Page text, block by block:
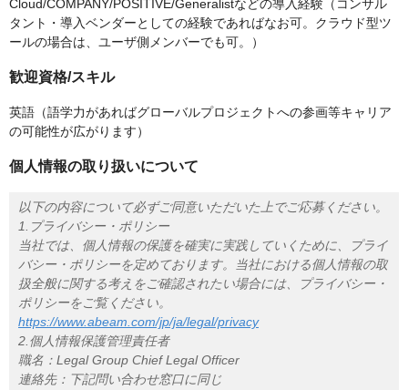
Cloud/COMPANY/POSITIVE/Generalistなどの導入経験（コンサル
タント・導入ベンダーとしての経験であればなお可。クラウド型ツ
ールの場合は、ユーザ側メンバーでも可。）
歓迎資格/スキル
英語（語学力があればグローバルプロジェクトへの参画等キャリア
の可能性が広がります）
個人情報の取り扱いについて
以下の内容について必ずご同意いただいた上でご応募ください。
1.プライバシー・ポリシー
当社では、個人情報の保護を確実に実践していくために、プライ
バシー・ポリシーを定めております。当社における個人情報の取
扱全般に関する考えをご確認されたい場合には、プライバシー・
ポリシーをご覧ください。
https://www.abeam.com/jp/ja/legal/privacy
2.個人情報保護管理責任者
職名：Legal Group Chief Legal Officer
連絡先：下記問い合わせ窓口に同じ